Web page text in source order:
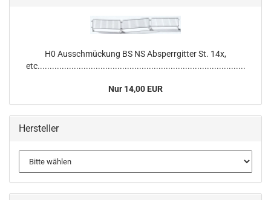
H0 Ausschmückung BS NS Absperrgitter St. 14x,
etc......................................................................................
Nur 14,00 EUR
Hersteller